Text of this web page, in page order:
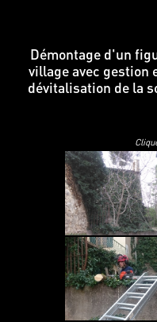
Démontage d'un
village avec gestion
dévitalisation de la